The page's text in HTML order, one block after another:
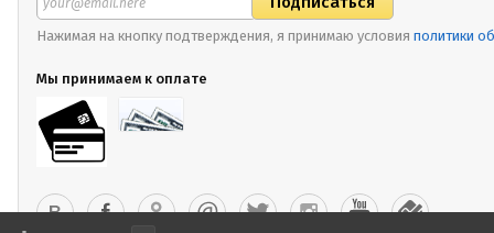
Нажимая на кнопку подтверждения, я принимаю условия политики
Мы принимаем к оплате